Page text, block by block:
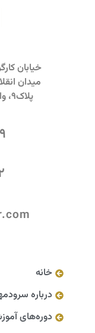
خیابان
میدان
پلاک9، واحد 3، طبقه اول
خانه
درباره
دوره‌های